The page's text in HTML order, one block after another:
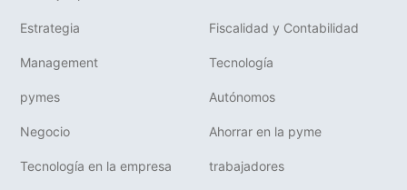
Estrategia Fiscalidad y Contabilidad
Management Tecnología
pymes Autónomos
Negocio Ahorrar en la pyme
Tecnología en la empresa trabajadores